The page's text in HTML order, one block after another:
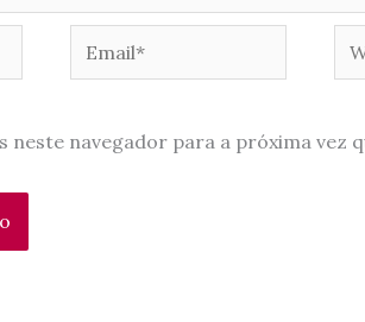
neste navegador para a próxima vez